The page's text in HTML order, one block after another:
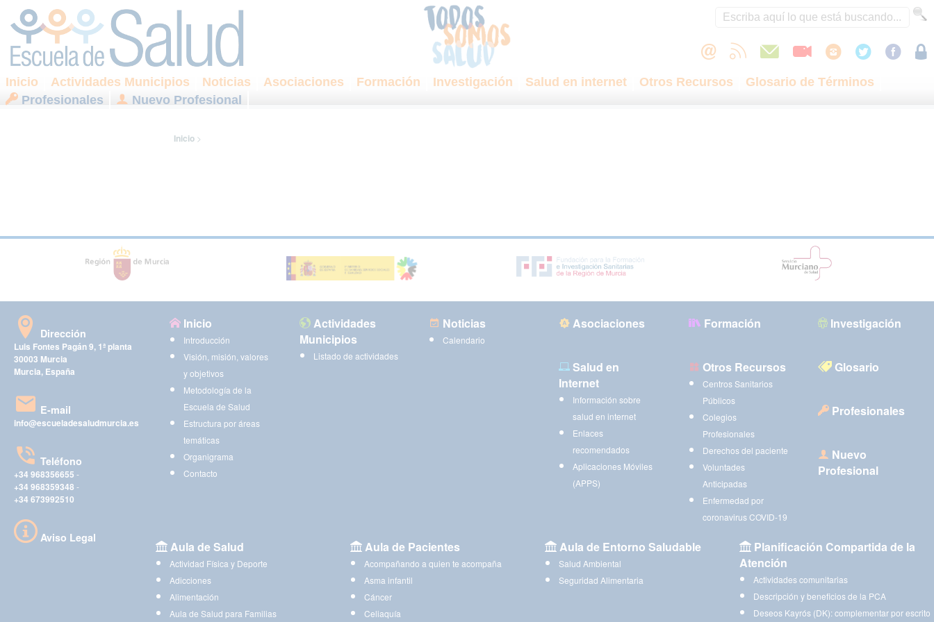
Inicio Actividades Municipios Noticias Asociaciones Formación Investigación Salud en internet Otros Recursos
Glosario de Términos
Profesionales
Nuevo Profesional
Inicio>
Dirección
Luis Fontes Pagán 9, 1ª planta
30003 Murcia
Murcia, España
E-mail
info@escueladesaludmurcia.es
Teléfono
+34 968356655 -
+34 968359348 -
+34 673992510
Aviso Legal
Inicio
Introducción
Visión, misión, valores
y objetivos
Metodología de la
Escuela de Salud
Estructura por áreas
temáticas
Organigrama
Contacto
Actividades
Municipios
Listado de actividades
Noticias
Calendario
Asociaciones Formación Investigación
Salud en
Internet
Información sobre
salud en internet
Enlaces
recomendados
Aplicaciones Móviles
(APPS)
Otros Recursos
Centros Sanitarios
Públicos
Colegios
Profesionales
Derechos del paciente
Voluntades
Anticipadas
Enfermedad por
coronavirus COVID-19
Glosario
Profesionales
Nuevo
Profesional
Aula de Salud
Actividad Física y Deporte
Adicciones
Alimentación
Aula de Salud para Familias
Aula de Pacientes
Acompañando a quien te acompaña
Asma infantil
Cáncer
Celiaquía
Aula de Entorno Saludable
Salud Ambiental
Seguridad Alimentaria
Planificación Compartida de la
Atención
Actividades comunitarias
Descripción y beneficios de la PCA
Deseos Kayrós (DK): complementar por escrito